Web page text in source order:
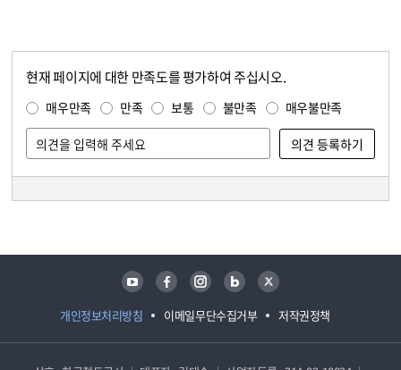
현재 페이지에 대한 만족도를 평가하여 주십시오.
매우만족 만족 보통 불만족 매우불만족
개인정보처리방침 이메일무단수집거부 저작권정책
유튜브 페이스북 인스타그램 블로그 트위터